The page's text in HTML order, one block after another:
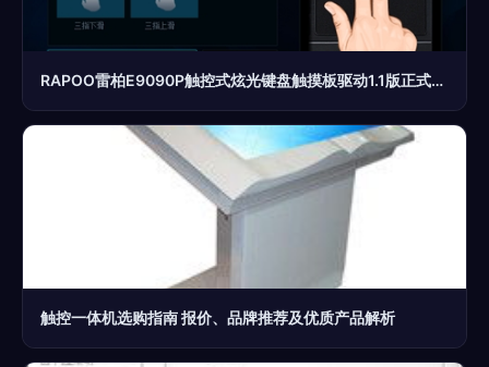
RAPOO雷柏E9090P触控式炫光键盘触摸板驱动1.1版正式发布，跨平台支持引领便捷操作新体验
触控一体机选购指南 报价、品牌推荐及优质产品解析